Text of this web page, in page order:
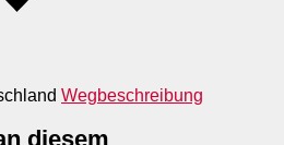
Wegbeschreibung
diesem